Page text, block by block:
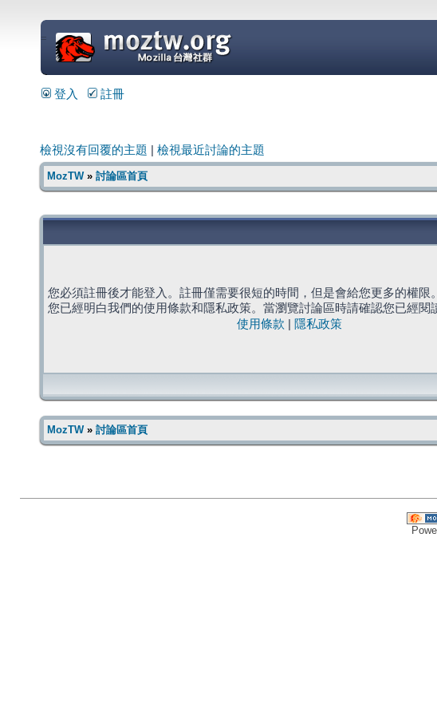
=
登入 註冊
檢視沒有回覆的主題 檢視最近討論的主題
MozTW» 討論區首頁
您必須註冊後才能登入。註冊僅需要很短的時間，但是會給您更多的權限
您已經明白我們的使用條款和隱私政策。當瀏覽討論區時請確認您已經閱
使用條款
隱私政策
MozTW» 討論區首頁